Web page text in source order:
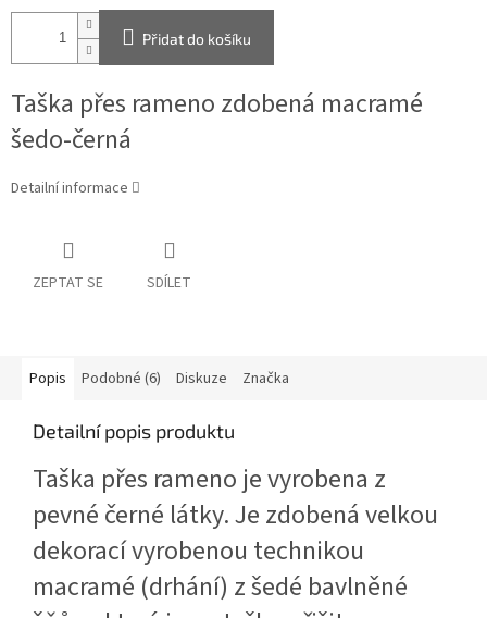
Přidat do košíku
Taška přes rameno zdobená macramé
šedo-černá
Detailní informace
ZEPTAT SE SDÍLET
Popis Podobné (6) Diskuze Značka
Detailní popis produktu
Taška přes rameno je vyrobena z
pevné černé látky. Je zdobená velkou
dekorací vyrobenou technikou
macramé (drhání) z šedé bavlněné